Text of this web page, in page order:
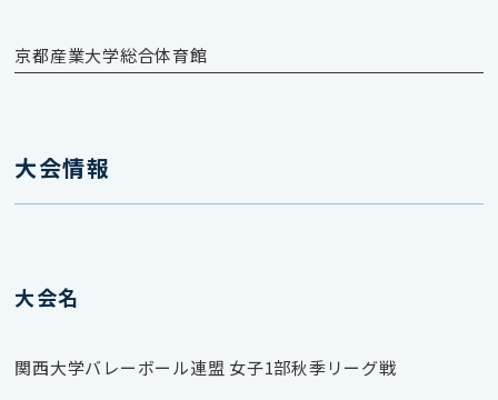
京都産業大学総合体育館
大会情報
大会名
関西大学バレーボール連盟 女子1部秋季リーグ戦